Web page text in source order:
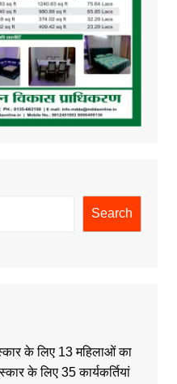
Search
के लिए 13 महिलाओं का
के लिए 35 कार्यकर्तियां